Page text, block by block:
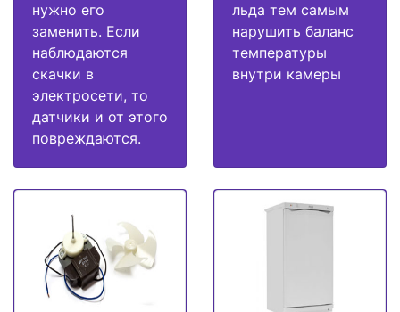
нужно его
заменить. Если
наблюдаются
скачки в
электросети, то
датчики и от этого
повреждаются.
льда тем самым
нарушить баланс
температуры
внутри камеры